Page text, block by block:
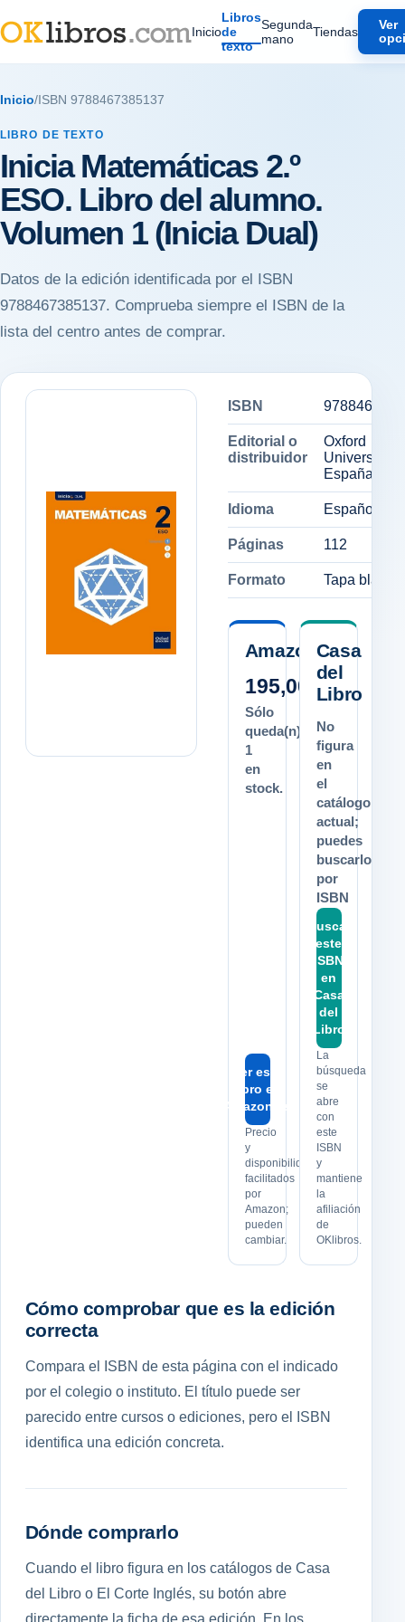
Inicio
Libros
de
texto
Segunda
mano
Tiendas
Ver
Inicio/ ISBN 9788467385137
LIBRO DE TEXTO
Inicia Matemáticas 2.º
ESO. Libro del alumno.
Volumen 1 (Inicia Dual)
Datos de la edición identificada por el ISBN
9788467385137. Comprueba siempre el ISBN de la
lista del centro antes de comprar.
ISBN
Editorial o
distribuidor
Oxford
University
España,
Idioma Español
Páginas 112
Formato Tapa blanda
Amazon.es
195,00 €
Sólo
queda(n)
1
en
stock.
Ver este
libro en
Amazon.es
Precio
y
disponibilidad
facilitados
por
Amazon;
pueden
cambiar.
Casa
del
Libro
No
figura
en
el
catálogo
actual;
puedes
buscarlo
por
ISBN
Buscar
este
ISBN
en
Casa
del
Libro
La
búsqueda
se
abre
con
este
ISBN
y
mantiene
la
afiliación
de
OKlibros.
Cómo comprobar que es la edición
correcta
Compara el ISBN de esta página con el indicado
por el colegio o instituto. El título puede ser
parecido entre cursos o ediciones, pero el ISBN
identifica una edición concreta.
Dónde comprarlo
Cuando el libro figura en los catálogos de Casa
del Libro o El Corte Inglés, su botón abre
directamente la ficha de esa edición. En los